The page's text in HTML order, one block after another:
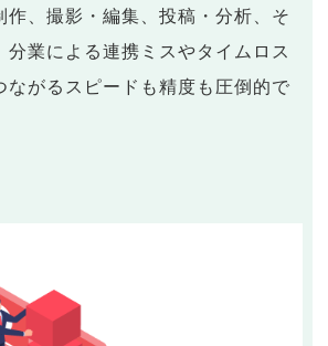
作、撮影・編集、投稿・分析、そ
分業による連携ミスやタイムロス
ながるスピードも精度も圧倒的で